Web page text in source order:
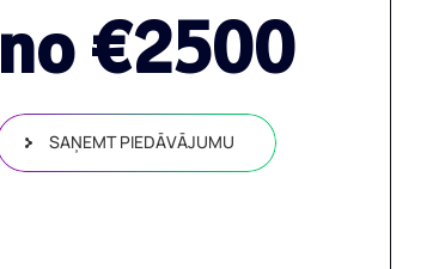
no €2500
SAŅEMT PIEDĀVĀJUMU